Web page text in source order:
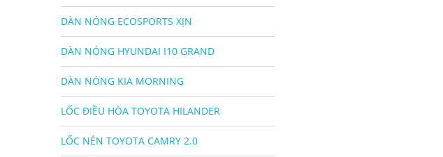
DÀN NÓNG ECOSPORTS XỊN
DÀN NÓNG HYUNDAI I10 GRAND
DÀN NÓNG KIA MORNING
LỐC ĐIỀU HÒA TOYOTA HILANDER
LỐC NÉN TOYOTA CAMRY 2.0